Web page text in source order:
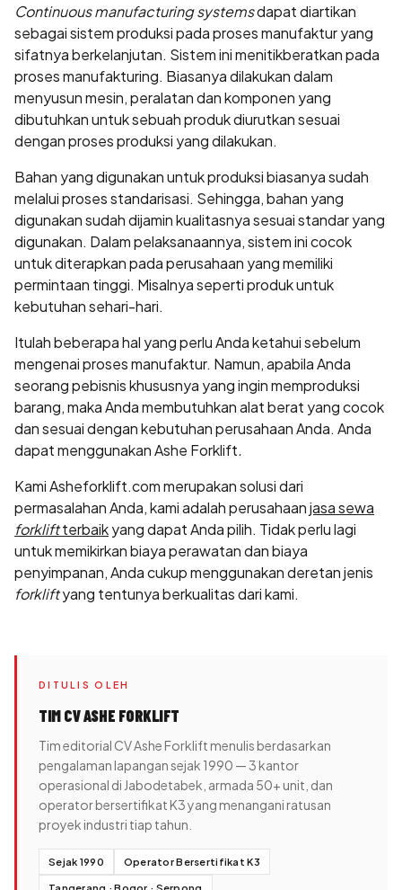
Continuous manufacturing systemsdapat diartikan
sebagai sistem produksi pada proses manufaktur yang
sifatnya berkelanjutan. Sistem ini menitikberatkan pada
proses manufakturing. Biasanya dilakukan dalam
menyusun mesin, peralatan dan komponen yang
dibutuhkan untuk sebuah produk diurutkan sesuai
dengan proses produksi yang dilakukan.
Bahan yang digunakan untuk produksi biasanya sudah
melalui proses standarisasi. Sehingga, bahan yang
digunakan sudah dijamin kualitasnya sesuai standar yang
digunakan. Dalam pelaksanaannya, sistem ini cocok
untuk diterapkan pada perusahaan yang memiliki
permintaan tinggi. Misalnya seperti produk untuk
kebutuhan sehari-hari.
Itulah beberapa hal yang perlu Anda ketahui sebelum
mengenai proses manufaktur. Namun, apabila Anda
seorang pebisnis khususnya yang ingin memproduksi
barang, maka Anda membutuhkan alat berat yang cocok
dan sesuai dengan kebutuhan perusahaan Anda. Anda
dapat menggunakan Ashe Forklift.
Kami Asheforklift.com merupakan solusi dari
permasalahan Anda, kami adalah perusahaanjasa sewa
forkliftterbaikyang dapat Anda pilih. Tidak perlu lagi
untuk memikirkan biaya perawatan dan biaya
penyimpanan, Anda cukup menggunakan deretan jenis
forkliftyang tentunya berkualitas dari kami.
DITULIS OLEH
TIM CV ASHE FORKLIFT
Tim editorial CV Ashe Forklift menulis berdasarkan
pengalaman lapangan sejak 1990 — 3 kantor
operasional di Jabodetabek, armada 50+ unit, dan
operator bersertifikat K3 yang menangani ratusan
proyek industri tiap tahun.
Sejak 1990 Operator Bersertifikat K3
Tangerang · Bogor · Serpong